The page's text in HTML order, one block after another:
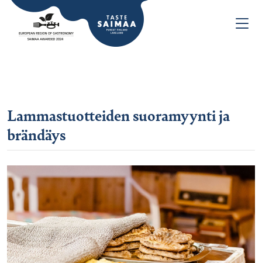
Lammastuotteiden suoramyynti ja
brändäys